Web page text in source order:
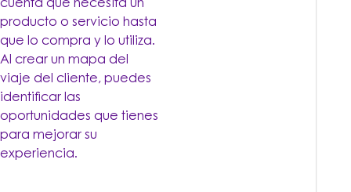
cuenta que necesita un
producto o servicio hasta
que lo compra y lo utiliza.
Al crear un mapa del
viaje del cliente, puedes
identificar las
oportunidades que tienes
para mejorar su
experiencia.